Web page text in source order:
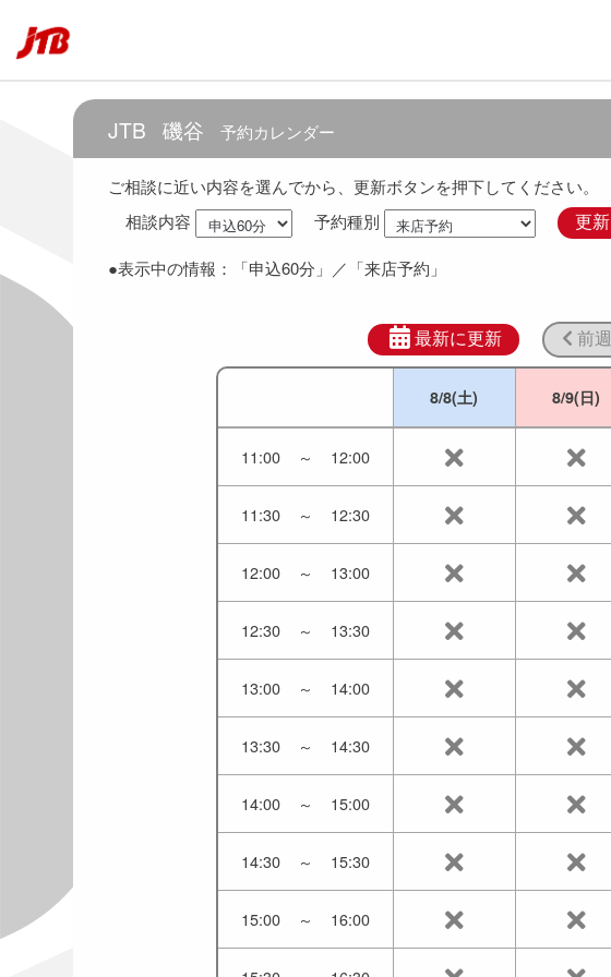
JTB 磯谷 予約カレンダー
ご相談に近い内容を選んでから、更新ボタンを押下してください。
相談内容
予約種別 更新
●表示中の情報： 「申込60分」 ／「来店予約」
最新に更新 前週
8/8(土) 8/9(日)
9:00 10:00
9:30 ～ 10:30
11:00
11:00 ～ 12:00
11:30 ～ 12:30
12:00 ～ 13:00
12:30 ～ 13:30
13:00 ～ 14:00
13:30 ～ 14:30
14:00 ～ 15:00
14:30 ～ 15:30
15:00 ～ 16:00